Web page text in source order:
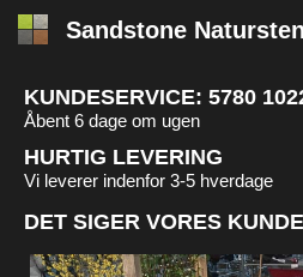
Sandstone Natursten
KUNDESERVICE: 5780
Åbent 6 dage om ugen
HURTIG LEVERING
Vi leverer indenfor 3-5 hverdage
DET SIGER VORES